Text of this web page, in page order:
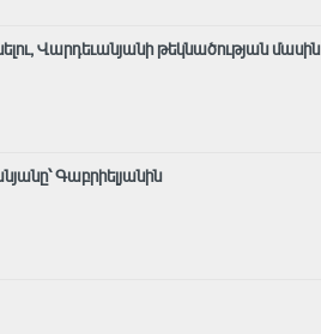
Վարդեւանյանի թեկնածության մասին
Գաբրիելյանին